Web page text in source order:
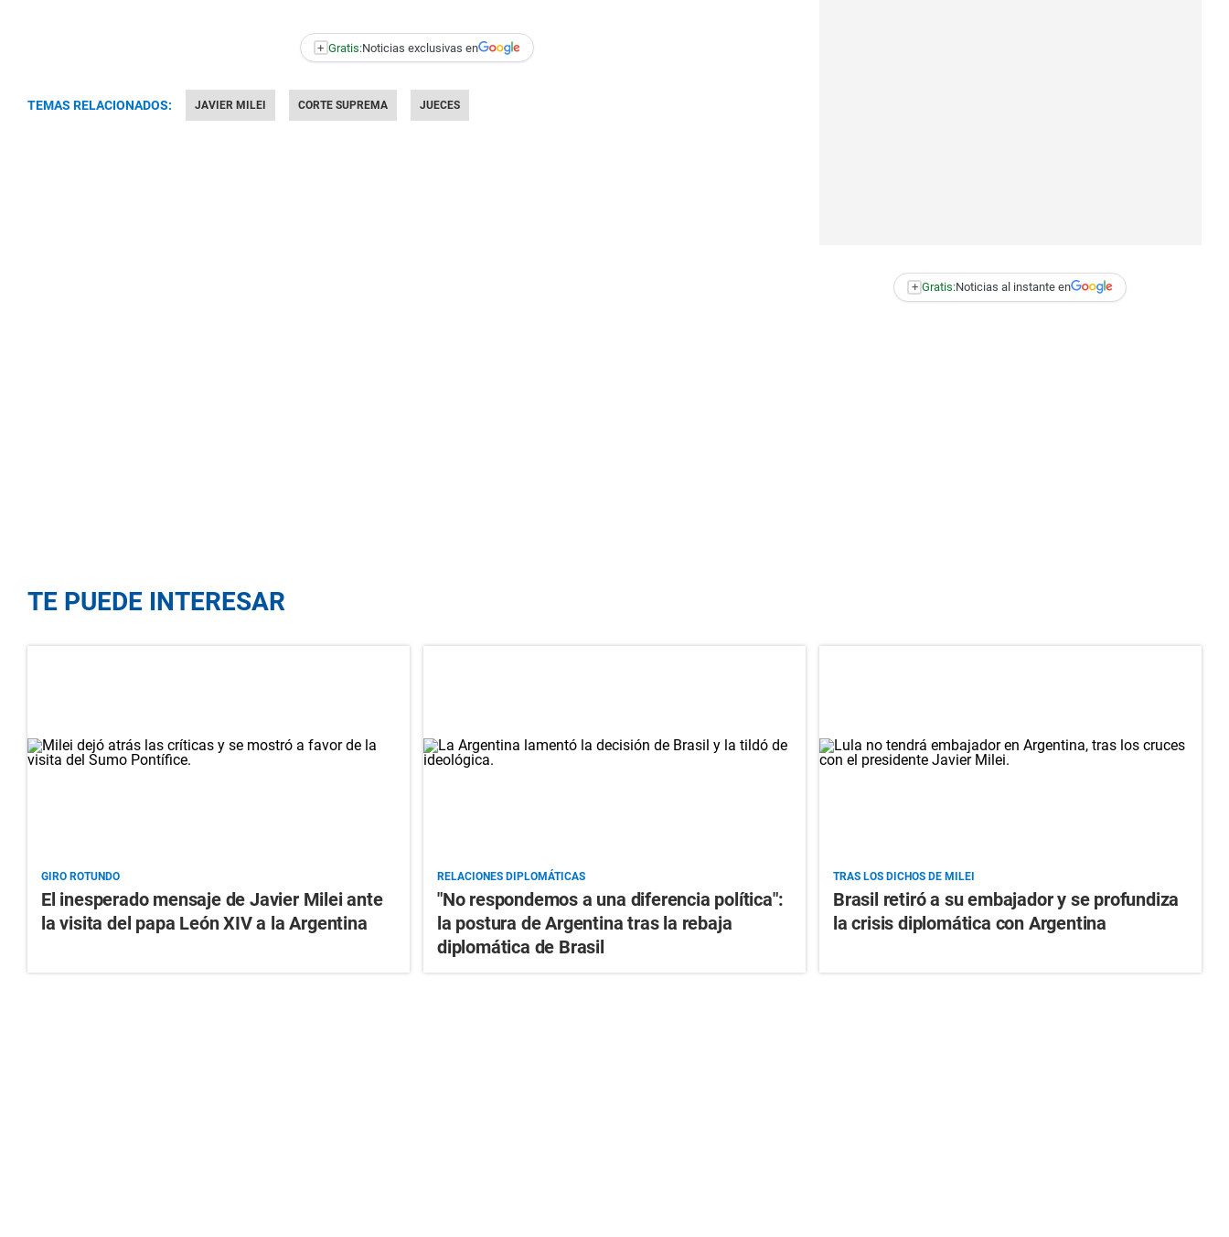
+ Gratis:Noticias exclusivas en
TEMAS RELACIONADOS: JAVIER MILEI CORTE SUPREMA JUECES
+ Gratis:Noticias al instante en
TE PUEDE INTERESAR
GIRO ROTUNDO
El inesperado mensaje de Javier Milei ante
la visita del papa León XIV a la Argentina
RELACIONES DIPLOMÁTICAS
"No respondemos a una diferencia política":
la postura de Argentina tras la rebaja
diplomática de Brasil
TRAS LOS DICHOS DE MILEI
Brasil retiró a su embajador y se profundiza
la crisis diplomática con Argentina